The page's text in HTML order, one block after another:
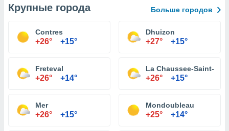
Крупные города Больше городов
Contres
+26° +15°
Dhuizon
+27° +15°
Freteval
+26° +14°
La Chaussee-Saint-
+26° +15°
Mer
+26° +15°
Mondoubleau
+25° +14°